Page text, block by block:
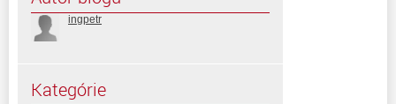
ingpetr
Kategórie